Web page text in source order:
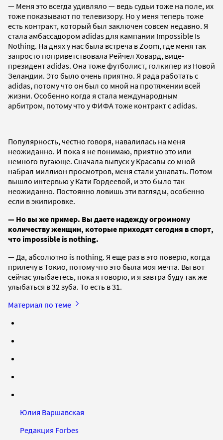
— Меня это всегда удивляло — ведь судьи тоже на поле, их
тоже показывают по телевизору. Но у меня теперь тоже
есть контракт, который был заключен совсем недавно. Я
стала амбассадором adidas для кампании Impossible Is
Nothing. На днях у нас была встреча в Zoom, где меня так
запросто поприветствовала Рейчел Ховард, вице-
президент adidas. Она тоже футболист, голкипер из Новой
Зеландии. Это было очень приятно. Я рада работать с
adidas, потому что он был со мной на протяжении всей
жизни. Особенно когда я стала международным
арбитром, потому что у ФИФА тоже контракт с adidas.
Популярность, честно говоря, навалилась на меня
неожиданно. И пока я не понимаю, приятно это или
немного пугающе. Сначала выпуск у Красавы со мной
набрал миллион просмотров, меня стали узнавать. Потом
вышло интервью у Кати Гордеевой, и это было так
неожиданно. Постоянно ловишь эти взгляды, особенно
если в экипировке.
— Но вы же пример. Вы даете надежду огромному
количеству женщин, которые приходят сегодня в спорт,
что impossible is nothing.
— Да, абсолютно is nothing. Я еще раз в это поверю, когда
прилечу в Токио, потому что это была моя мечта. Вы вот
сейчас улыбаетесь, пока я говорю, и я завтра буду так же
улыбаться в 32 зуба. То есть в 31.
Материал по теме
Юлия Варшавская
Редакция Forbes